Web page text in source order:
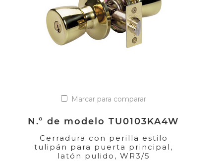
Marcar para comparar
N.º de modelo TU0103KA4W
Cerradura con perilla estilo
tulipán para puerta principal,
latón pulido, WR3/5